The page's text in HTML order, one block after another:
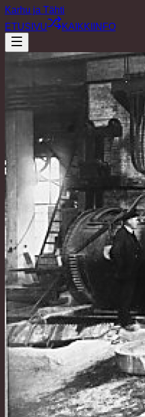
Karhu ja Tähti
ETUSIVU
KAIKKI INFO